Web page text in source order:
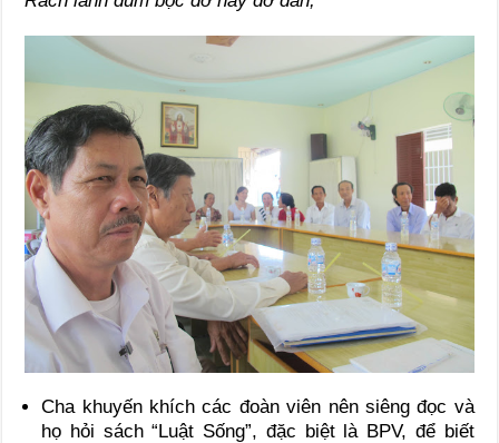
Cha khuyến khích các đoàn viên nên siêng đọc và
họ hỏi sách “Luật Sống”, đặc biệt là BPV, để biết